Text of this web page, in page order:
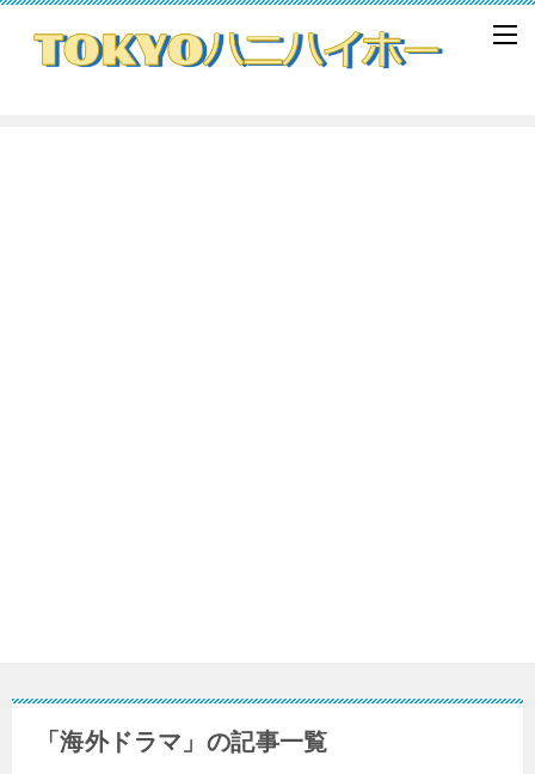
「海外ドラマ」の記事一覧